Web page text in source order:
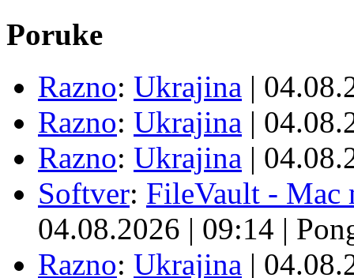
Poruke
Razno: Ukrajina |
Razno: Ukrajina |
Razno: Ukrajina |
Softver: FileVault - Mac
04.08.2026 | 09:14 |
Razno: Ukrajina |